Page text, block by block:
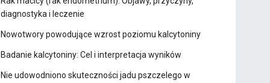
diagnostyka i leczenie
Nowotwory powodujące wzrost poziomu kalcytoniny
Badanie kalcytoniny: Cel i interpretacja wyników
Nie udowodniono skuteczności jadu pszczelego w